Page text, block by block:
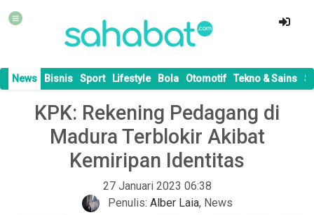
News Bisnis Sport Lifestyle Bola Otomotif Tekno & Sains
KPK: Rekening Pedagang di
Madura Terblokir Akibat
Kemiripan Identitas
27 Januari 2023 06:38
Penulis: Alber Laia, News